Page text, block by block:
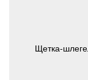
Щетка-